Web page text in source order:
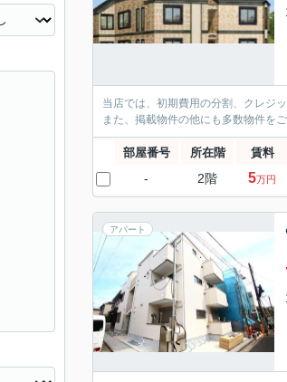
当店では、初期費用の分割、クレジ
また、掲載物件の他にも多数物件を
部屋番号 所在階 賃料
- 2階 5万円
アパート